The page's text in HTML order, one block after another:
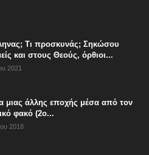
Τι προσκυνάς; Σηκώσου
και στους Θεούς, όρθιοι...
2021
μιας άλλης εποχής μέσα από τον
φακό (2ο...
2018